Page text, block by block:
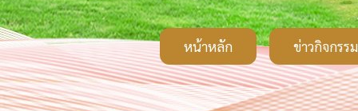
หน้าหลัก ข่าวกิจกรรม